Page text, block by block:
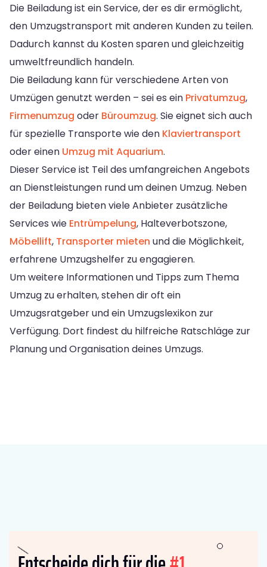
Die Beiladung ist ein Service, der es dir ermöglicht,
den Umzugstransport mit anderen Kunden zu teilen.
Dadurch kannst du Kosten sparen und gleichzeitig
umweltfreundlich handeln.
Die Beiladung kann für verschiedene Arten von
Umzügen genutzt werden – sei es ein Privatumzug,
Firmenumzug oder Büroumzug. Sie eignet sich auch
für spezielle Transporte wie den Klaviertransport
oder einen Umzug mit Aquarium.
Dieser Service ist Teil des umfangreichen Angebots
an Dienstleistungen rund um deinen Umzug. Neben
der Beiladung bieten viele Anbieter zusätzliche
Services wie Entrümpelung, Halteverbotszone,
Möbellift, Transporter mieten und die Möglichkeit,
erfahrene Umzugshelfer zu engagieren.
Um weitere Informationen und Tipps zum Thema
Umzug zu erhalten, stehen dir oft ein
Umzugsratgeber und ein Umzugslexikon zur
Verfügung. Dort findest du hilfreiche Ratschläge zur
Planung und Organisation deines Umzugs.